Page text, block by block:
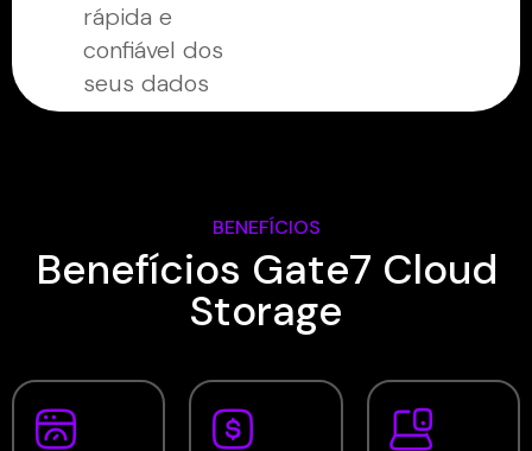
rápida e
confiável dos
seus dados
BENEFÍCIOS
Benefícios Gate7 Cloud
Storage